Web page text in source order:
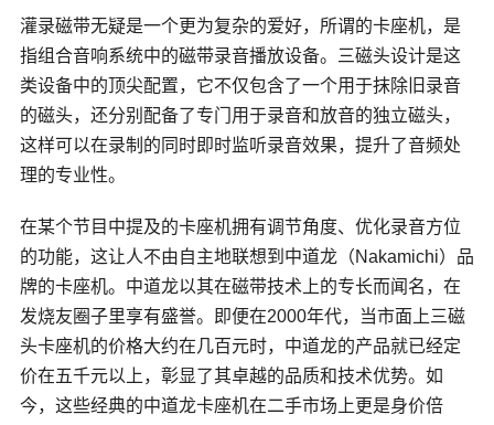
灌录磁带无疑是一个更为复杂的爱好，所谓的卡座机，是
指组合音响系统中的磁带录音播放设备。三磁头设计是这
类设备中的顶尖配置，它不仅包含了一个用于抹除旧录音
的磁头，还分别配备了专门用于录音和放音的独立磁头，
这样可以在录制的同时即时监听录音效果，提升了音频处
理的专业性。
在某个节目中提及的卡座机拥有调节角度、优化录音方位
的功能，这让人不由自主地联想到中道龙（Nakamichi）品
牌的卡座机。中道龙以其在磁带技术上的专长而闻名，在
发烧友圈子里享有盛誉。即便在2000年代，当市面上三磁
头卡座机的价格大约在几百元时，中道龙的产品就已经定
价在五千元以上，彰显了其卓越的品质和技术优势。如
今，这些经典的中道龙卡座机在二手市场上更是身价倍